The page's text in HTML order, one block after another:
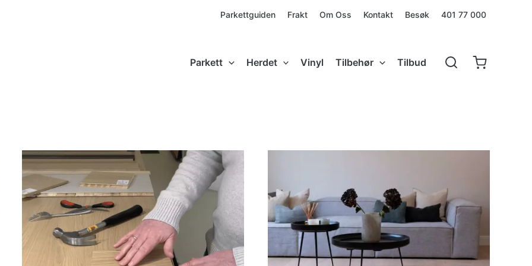
Parkettguiden Frakt Om Oss Kontakt Besøk 401 77 000
Parkett Herdet Vinyl Tilbehør Tilbud